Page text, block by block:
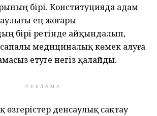
бірі. Конституцияда адам
ең жоғары
бірі ретінде айқындалып,
медициналық көмек алуға
етуге негіз қалайды.
РЕКЛАМА
денсаулық сақтау